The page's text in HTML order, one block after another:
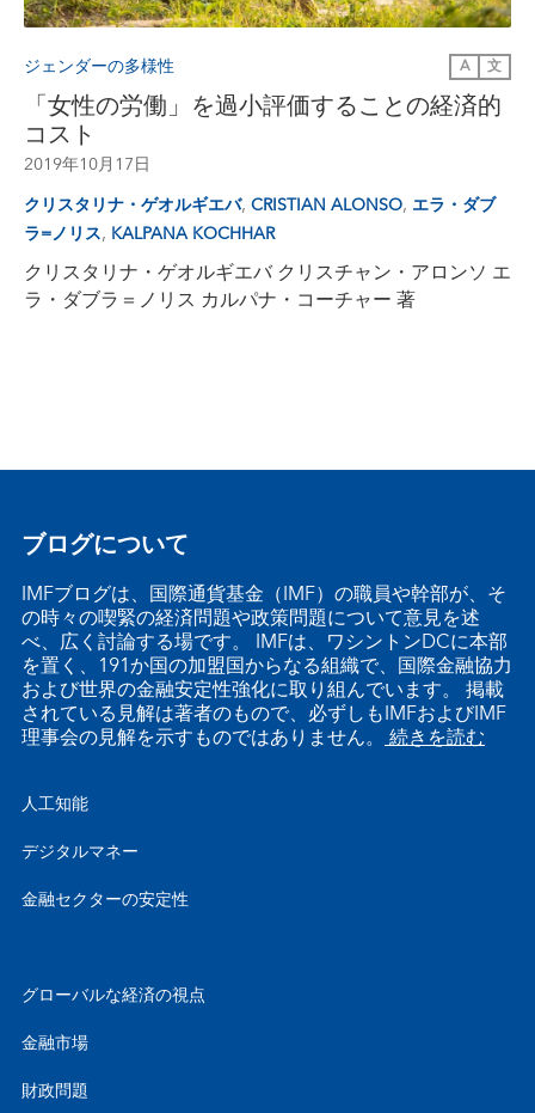
ジェンダーの多様性 A 文
「女性の労働」を過小評価することの経済的
コスト
2019年10月17日
クリスタリナ・ゲオルギエバ, CRISTIAN ALONSO, エラ・ダブ
ラ=ノリス, KALPANA KOCHHAR
クリスタリナ・ゲオルギエバ クリスチャン・アロンソ エ
ラ・ダブラ＝ノリス カルパナ・コーチャー 著
ブログについて
IMFブログは、国際通貨基金（IMF）の職員や幹部が、そ
の時々の喫緊の経済問題や政策問題について意見を述
べ、広く討論する場です。 IMFは、ワシントンDCに本部
を置く、191か国の加盟国からなる組織で、国際金融協力
および世界の金融安定性強化に取り組んでいます。 掲載
されている見解は著者のもので、必ずしもIMFおよびIMF
理事会の見解を示すものではありません。 続きを読む
人工知能
デジタルマネー
金融セクターの安定性
グローバルな経済の視点
金融市場
財政問題